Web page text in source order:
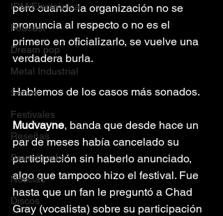
IDM/Electrónica
Podcast
Dream pop
Metal Industrial
Series
Festivales
Reseñas
Soundtracks
Noticias
Discos
pero cuando la organización no se
pronuncia al respecto o no es el
primero en oficializarlo, se vuelve una
verdadera burla.
Hablemos de los casos más sonados.
Mudvayne, banda que desde hace un
par de meses había cancelado su
participación sin haberlo anunciado,
algo que tampoco hizo el festival. Fue
hasta que un fan le preguntó a Chad
Gray (vocalista) sobre su participación